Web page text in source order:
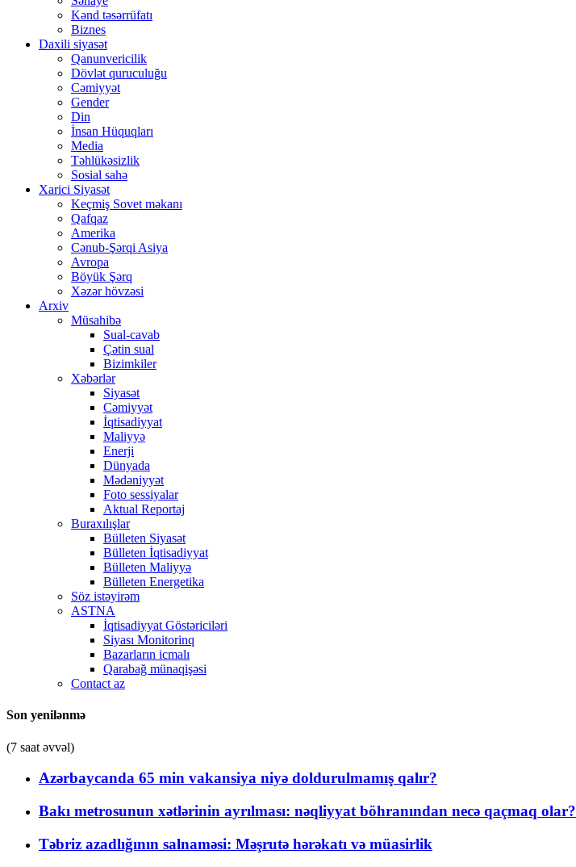
Kənd təsərrüfatı
Biznes
Daxili siyasət
Qanunvericilik
Dövlət quruculuğu
Cəmiyyət
Gender
Din
İnsan Hüquqları
Media
Təhlükəsizlik
Sosial sahə
Xarici Siyasət
Keçmiş Sovet məkanı
Qafqaz
Amerika
Cənub-Şərqi Asiya
Avropa
Böyük Şərq
Xəzər hövzəsi
Arxiv
Müsahibə
Sual-cavab
Çətin sual
Bizimkiler
Xəbərlər
Siyasət
Cəmiyyət
İqtisadiyyat
Maliyyə
Enerji
Dünyada
Mədəniyyət
Foto sessiyalar
Aktual Reportaj
Buraxılışlar
Bülleten Siyasət
Bülleten İqtisadiyyat
Bülleten Maliyyə
Bülleten Energetika
Söz istəyirəm
ASTNA
İqtisadiyyat Göstəriciləri
Siyası Monitorinq
Bazarların icmalı
Qarabağ münaqişəsi
Contact az
Son yenilənmə
(7 saat əvvəl)
Azərbaycanda 65 min vakansiya niyə doldurulmamış qalır?
Bakı metrosunun xətlərinin ayrılması: nəqliyyat böhranından necə qaçmaq olar?
Təbriz azadlığının salnaməsi: Məşrutə hərəkatı və müasirlik